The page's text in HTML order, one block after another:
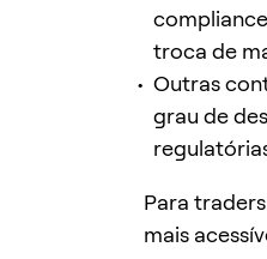
troca de
Outras
grau de
Para
mais